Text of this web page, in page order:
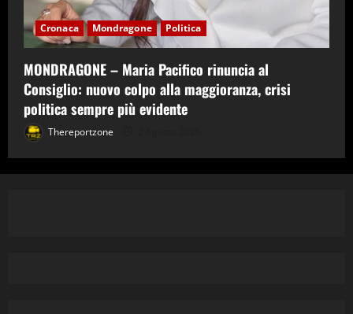
Cronaca Mondragone Politica
MONDRAGONE – Maria Pacifico rinuncia al
Consiglio: nuovo colpo alla maggioranza, crisi
politica sempre più evidente
Thereportzone